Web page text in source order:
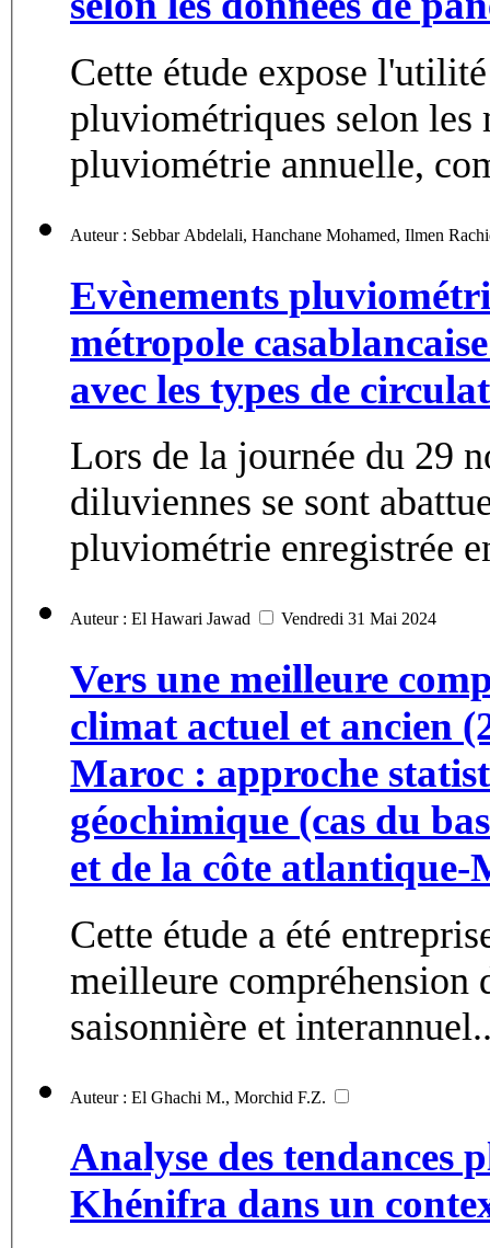
Cette étude expose
pluviométriques selon les
pluviométrie annuelle,
Evènements
métropole
avec les types de
Lors de la journée du 29
diluviennes se sont
pluviométrie enregistrée
Auteur : El Hawari Jawad Vendredi 31 Mai 2024
Vers une meilleure
climat actuel et ancien
Maroc : approche
géochimique (cas du
et de la côte atlantique-
Cette étude a été
meilleure compréhension
saisonnière et
Auteur : El Ghachi M., Morchid F.Z.
Analyse des tendances
Khénifra dans un